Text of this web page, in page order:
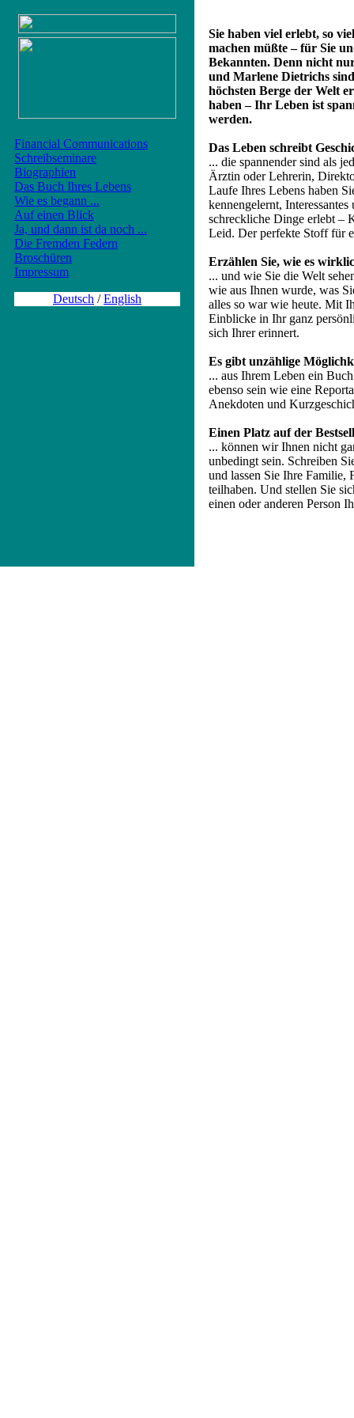
Financial Communications
Schreibseminare
Biographien
Das Buch Ihres Lebens
Wie es begann ...
Auf einen Blick
Ja, und dann ist da noch ...
Die Fremden Federn
Broschüren
Impressum
Deutsch /English
Sie haben viel erlebt, so
machen müßte – für Sie
Bekannten. Denn nicht
und Marlene Dietrichs
höchsten Berge der Welt
haben – Ihr Leben ist
werden.
Das Leben schreibt
... die spannender sind als
Ärztin oder Lehrerin,
Laufe Ihres Lebens haben
kennengelernt,
schreckliche Dinge erlebt –
Leid. Der perfekte Stoff für
Erzählen Sie, wie es
... und wie Sie die Welt
wie aus Ihnen wurde, was
alles so war wie heute. Mit
Einblicke in Ihr ganz
sich Ihrer erinnert.
Es gibt unzählige
... aus Ihrem Leben ein
ebenso sein wie eine
Anekdoten und
Einen Platz auf der
... können wir Ihnen nicht
unbedingt sein. Schreiben
und lassen Sie Ihre Familie,
teilhaben. Und stellen Sie
einen oder anderen Person